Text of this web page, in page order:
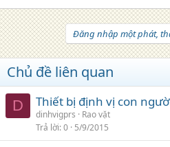
Đăng nhập một phát,
Chủ đề liên quan
D Thiết bị định vị con
dinhvigprs
Rao vặt
Trả lời 0 5/9/2015